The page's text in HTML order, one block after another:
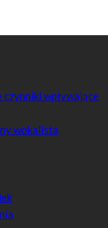
wpływające
wokalista